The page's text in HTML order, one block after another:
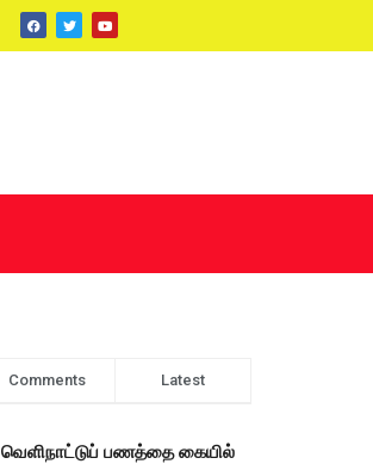
Comments Latest
வெளிநாட்டுப் பணத்தை கையில்